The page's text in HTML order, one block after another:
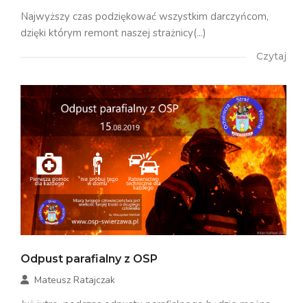
Najwyższy czas podziękować wszystkim darczyńcom,
dzięki którym remont naszej strażnicy(...)
Czytaj
Odpust parafialny z OSP
Mateusz Ratajczak